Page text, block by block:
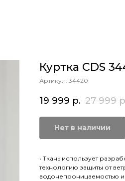
Куртка CDS
Артикул: 34420
19 999 р. 27 999
Нет в наличии
• Ткань использует
технологию защиты от
водонепроницаемостью